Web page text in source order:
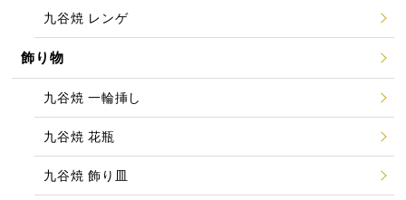
九谷焼 レンゲ
飾り物
九谷焼 一輪挿し
九谷焼 花瓶
九谷焼 飾り皿